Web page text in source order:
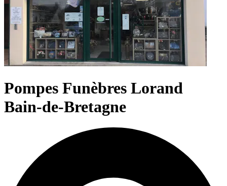
Pompes Funèbres Lorand
Bain-de-Bretagne